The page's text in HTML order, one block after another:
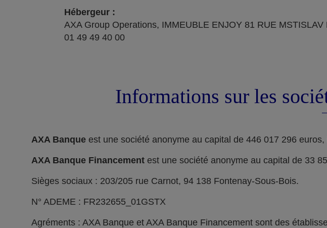
Hébergeur :
AXA Group Operations, IMMEUBLE ENJOY 81 RUE
01 49 49 40 00
Informations sur les
AXA Banque est une société anonyme au capital de 446 017 296
AXA Banque Financement est une société anonyme au capital de 33
Sièges sociaux : 203/205 rue Carnot, 94 138 Fontenay-Sous-Bois.
N° ADEME : FR232655_01GSTX
Agréments : AXA Banque et AXA Banque Financement sont des